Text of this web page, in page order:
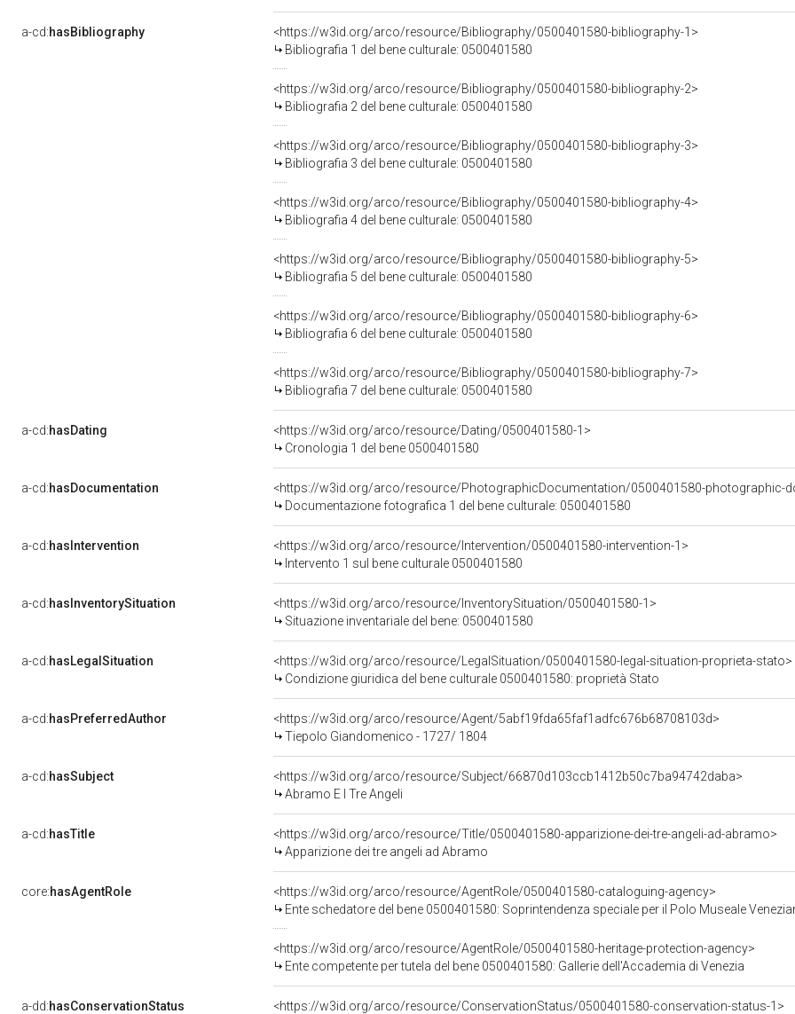
a-cd:hasBibliography
<https://w3id.org/arco/resource/Bibliography/0500401580-bibliography-1>
Bibliografia 1 del bene culturale: 0500401580
<https://w3id.org/arco/resource/Bibliography/0500401580-bibliography-2>
Bibliografia 2 del bene culturale: 0500401580
<https://w3id.org/arco/resource/Bibliography/0500401580-bibliography-3>
Bibliografia 3 del bene culturale: 0500401580
<https://w3id.org/arco/resource/Bibliography/0500401580-bibliography-4>
Bibliografia 4 del bene culturale: 0500401580
<https://w3id.org/arco/resource/Bibliography/0500401580-bibliography-5>
Bibliografia 5 del bene culturale: 0500401580
<https://w3id.org/arco/resource/Bibliography/0500401580-bibliography-6>
Bibliografia 6 del bene culturale: 0500401580
<https://w3id.org/arco/resource/Bibliography/0500401580-bibliography-7>
Bibliografia 7 del bene culturale: 0500401580
a-cd:hasDating
<https://w3id.org/arco/resource/Dating/0500401580-1>
Cronologia 1 del bene 0500401580
a-cd:hasDocumentation
<https://w3id.org/arco/resource/PhotographicDocumentation/0500401580-photographic-
Documentazione fotografica 1 del bene culturale: 0500401580
a-cd:hasIntervention
<https://w3id.org/arco/resource/Intervention/0500401580-intervention-1>
Intervento 1 sul bene culturale 0500401580
a-cd:hasInventorySituation
<https://w3id.org/arco/resource/InventorySituation/0500401580-1>
Situazione inventariale del bene: 0500401580
a-cd:hasLegalSituation
<https://w3id.org/arco/resource/LegalSituation/0500401580-legal-situation-proprieta-stato>
Condizione giuridica del bene culturale 0500401580: proprietà Stato
a-cd:hasPreferredAuthor
<https://w3id.org/arco/resource/Agent/5abf19fda65faf1adfc676b68708103d>
Tiepolo Giandomenico - 1727/ 1804
a-cd:hasSubject
<https://w3id.org/arco/resource/Subject/66870d103ccb1412b50c7ba94742daba>
Abramo E I Tre Angeli
a-cd:hasTitle
<https://w3id.org/arco/resource/Title/0500401580-apparizione-dei-tre-angeli-ad-abramo>
Apparizione dei tre angeli ad Abramo
core:hasAgentRole
<https://w3id.org/arco/resource/AgentRole/0500401580-cataloguing-agency>
Ente schedatore del bene 0500401580: Soprintendenza speciale per il Polo Museale
<https://w3id.org/arco/resource/AgentRole/0500401580-heritage-protection-agency>
Ente competente per tutela del bene 0500401580: Gallerie dell'Accademia di Venezia
a-dd:hasConservationStatus <https://w3id.org/arco/resource/ConservationStatus/0500401580-conservation-status-1>